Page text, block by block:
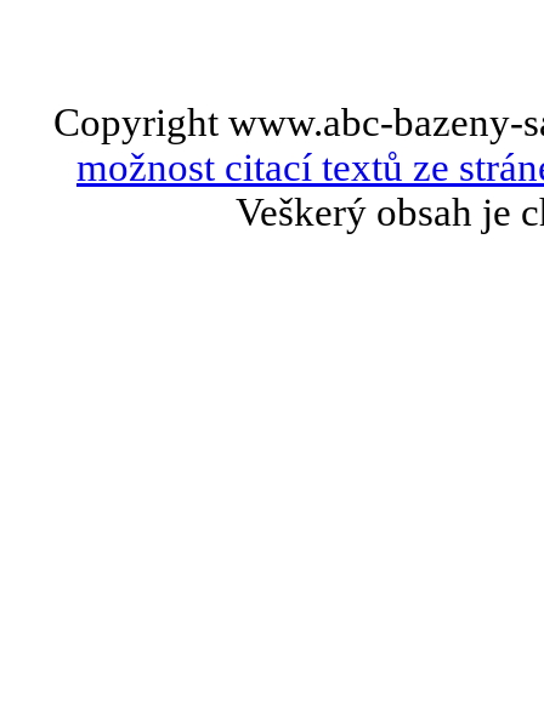
Copyright www.abc-bazeny-
možnost citací textů ze
Veškerý obsah je